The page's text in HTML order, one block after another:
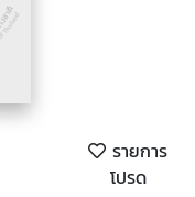
รายการ
โปรด